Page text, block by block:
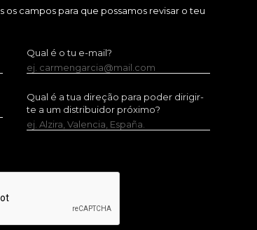
campos para que possamos revisar o teu
Qual é o tu e-mail?
ej. carmengarcia@mail.com
Qual é a tua direção para poder dirigir-
te a um distribuidor próximo?
ej. Alzira, Valencia, España.